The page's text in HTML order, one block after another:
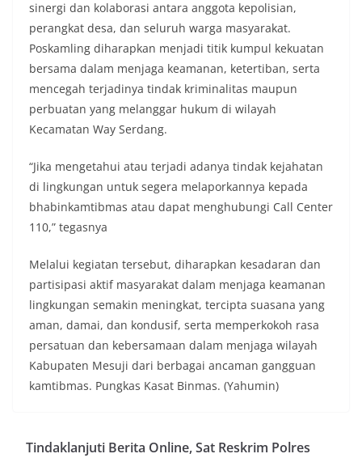
sinergi dan kolaborasi antara anggota kepolisian,
perangkat desa, dan seluruh warga masyarakat.
Poskamling diharapkan menjadi titik kumpul kekuatan
bersama dalam menjaga keamanan, ketertiban, serta
mencegah terjadinya tindak kriminalitas maupun
perbuatan yang melanggar hukum di wilayah
Kecamatan Way Serdang.
“Jika mengetahui atau terjadi adanya tindak kejahatan
di lingkungan untuk segera melaporkannya kepada
bhabinkamtibmas atau dapat menghubungi Call Center
110,” tegasnya
Melalui kegiatan tersebut, diharapkan kesadaran dan
partisipasi aktif masyarakat dalam menjaga keamanan
lingkungan semakin meningkat, tercipta suasana yang
aman, damai, dan kondusif, serta memperkokoh rasa
persatuan dan kebersamaan dalam menjaga wilayah
Kabupaten Mesuji dari berbagai ancaman gangguan
kamtibmas. Pungkas Kasat Binmas. (Yahumin)
Tindaklanjuti Berita Online, Sat Reskrim Polres